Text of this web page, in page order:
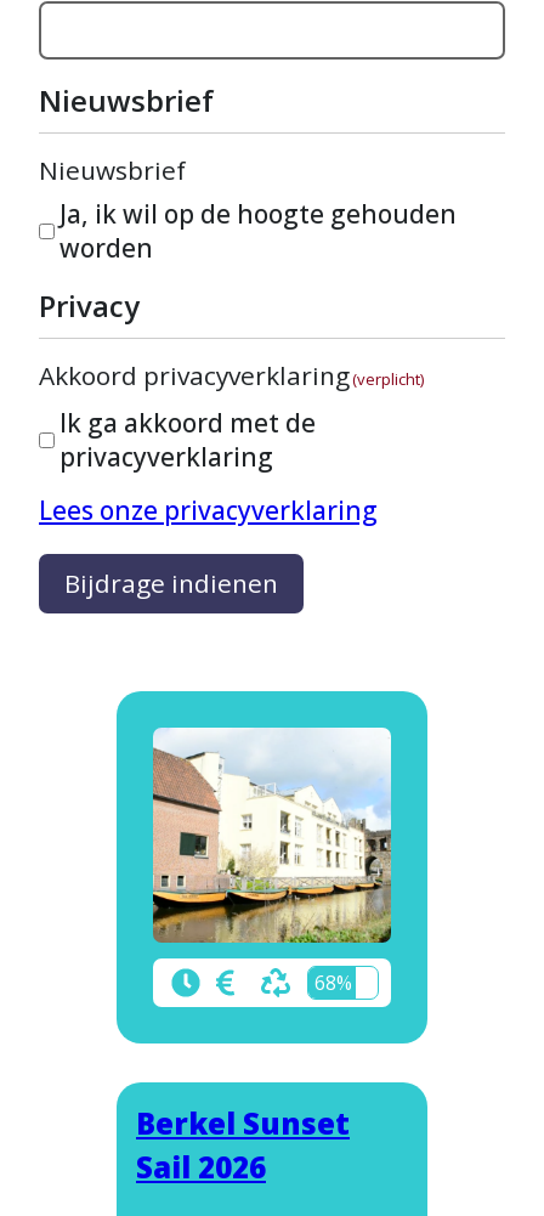
Nieuwsbrief
Nieuwsbrief
Ja, ik wil op de hoogte gehouden
worden
Privacy
Akkoord privacyverklaring(verplicht)
Ik ga akkoord met de
privacyverklaring
Lees onze privacyverklaring
Bijdrage indienen
68%
Berkel Sunset
Sail 2026